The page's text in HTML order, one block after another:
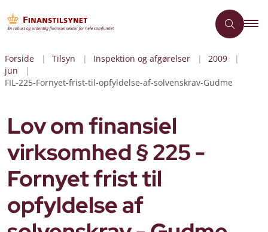
Forside Tilsyn Inspektion og afgørelser
2009
jun
FIL-225-Fornyet-frist-til-opfyldelse-af-solvenskrav-Gudme
Lov om finansiel
virksomhed § 225 -
Fornyet frist til
opfyldelse af